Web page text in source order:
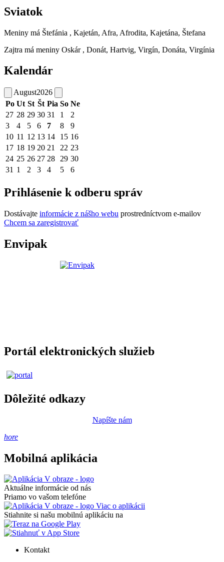
Sviatok
Meniny má Štefánia , Kajetán, Afra, Afrodita, Kajetána, Štefana
Zajtra má meniny Oskár , Donát, Hartvig, Virgín, Donáta, Virgínia
Kalendár
August2026
Po Ut St Št Pia So Ne
27 28 29 30 31 1
2
3
4 5 6 7 8
9
10 11 12 13 14 15 16
17 18 19 20 21 22 23
24 25 26 27 28 29 30
31 1 2 3 4 5 6
Prihlásenie k odberu správ
Dostávajte informácie z nášho webu prostredníctvom e-mailov
Chcem sa zaregistrovať
Envipak
Portál elektronických služieb
Dôležité odkazy
Napíšte nám
hore
Mobilná aplikácia
Aktuálne informácie od nás
Priamo vo vašom telefóne
Viac o aplikácii
Stiahnite si našu mobilnú aplikáciu na
Kontakt